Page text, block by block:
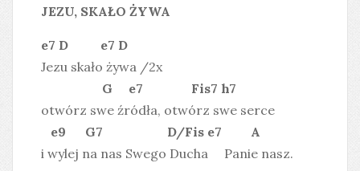
JEZU, SKAŁO ŻYWA
e7 D e7 D
Jezu skało żywa /2x
G e7 Fis7 h7
otwórz swe źródła, otwórz swe serce
e9 G7 D/Fis e7 A
i wylej na nas Swego Ducha Panie nasz.